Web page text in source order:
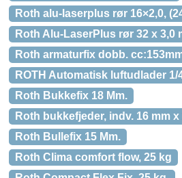
Roth alu-laserplus rør 16×2,0,
Roth Alu-LaserPlus rør 32 x 3,0
Roth armaturfix dobb.
ROTH Automatisk luftudlader
Roth Bukkefix 18 Mm.
Roth bukkefjeder, indv. 16 mm x
Roth Bullefix 15 Mm.
Roth Clima comfort flow, 25 kg